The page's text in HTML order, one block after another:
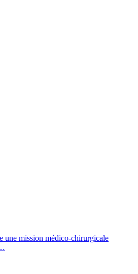
mission médico-chirurgicale